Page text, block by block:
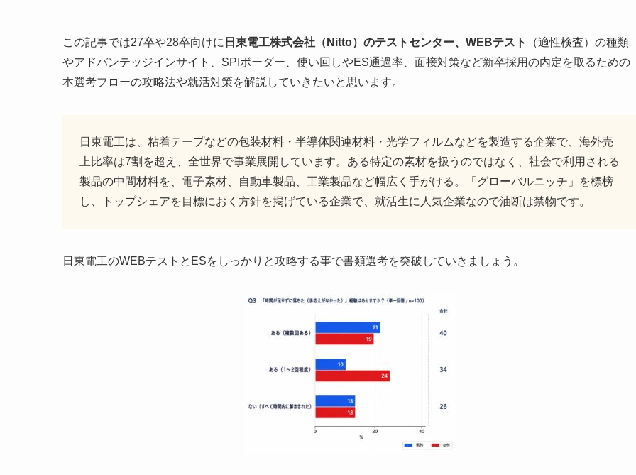
この記事では27卒や28卒向けに 日東電工株式会社（Nitto） のテストセンター、WEBテスト
（適性検査）の種類
やアドバンテッジインサイト、SPIボーダー、使い回しやES通過率、面接対策など新卒採用の内定を取るための
本選考フローの攻略法や就活対策を解説していきたいと思います。
日東電工は、粘着テープなどの包装材料・半導体関連材料・光学フィルムなどを製造する企業で、海外売
上比率は7割を超え、全世界で事業展開しています。ある特定の素材を扱うのではなく、社会で利用される
製品の中間材料を、電子素材、自動車製品、工業製品など幅広く手がける。「グローバルニッチ」を標榜
し、トップシェアを目標におく方針を掲げている企業で、就活生に人気企業なので油断は禁物です。
日東電工のWEBテストとESをしっかりと攻略する事で書類選考を突破していきましょう。